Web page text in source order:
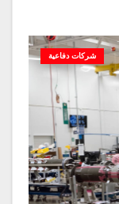
شركات دفاعية